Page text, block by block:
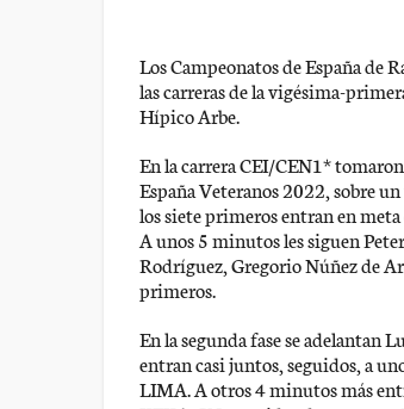
Los Campeonatos de España de
las carreras de la vigésima-
Hípico Arbe.
En la carrera CEI/CEN1*
España Veteranos 2022, sobre
los siete primeros entran en
A unos 5 minutos les siguen
Rodríguez, Gregorio Núñez de
primeros.
En la segunda fase se adelantan
entran casi juntos, seguidos, a
LIMA. A otros 4 minutos más